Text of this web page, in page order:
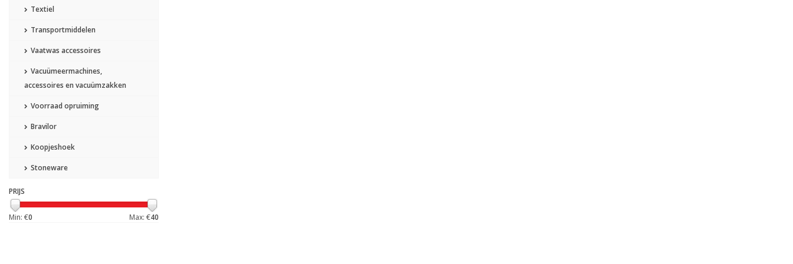
Textiel
Transportmiddelen
Vaatwas accessoires
Vacuümeermachines,
accessoires en vacuümzakken
Voorraad opruiming
Bravilor
Koopjeshoek
Stoneware
PRIJS
Min: €0 Max: €40